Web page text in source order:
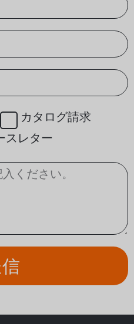
カタログ請求
スレター